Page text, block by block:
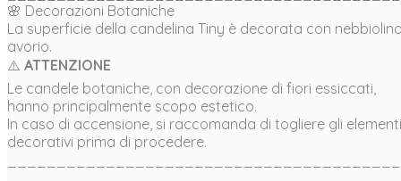
🌸 Decorazioni Botaniche
La superficie della candelina Tiny è decorata con
avorio.
⚠️ ATTENZIONE
Le candele botaniche, con decorazione di fiori essiccati,
hanno principalmente scopo estetico.
In caso di accensione, si raccomanda di togliere gli elementi
decorativi prima di procedere.